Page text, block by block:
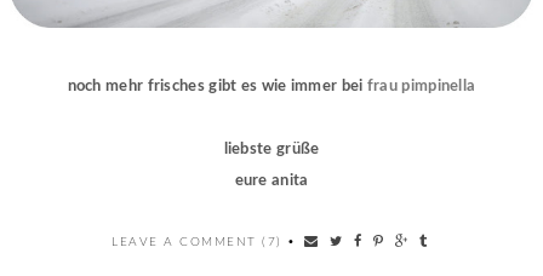
noch mehr frisches gibt es wie immer bei frau pimpinella
liebste grüße
eure anita
LEAVE A COMMENT (7) •